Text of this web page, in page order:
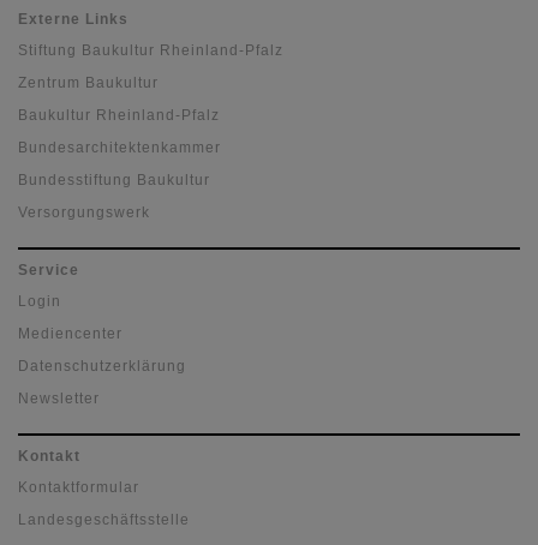
Externe Links
Stiftung Baukultur Rheinland-Pfalz
Zentrum Baukultur
Baukultur Rheinland-Pfalz
Bundesarchitektenkammer
Bundesstiftung Baukultur
Versorgungswerk
Service
Login
Mediencenter
Datenschutzerklärung
Newsletter
Kontakt
Kontaktformular
Landesgeschäftsstelle